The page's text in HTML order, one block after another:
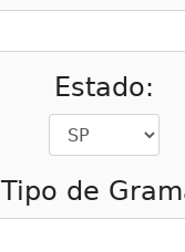
Estado:
Tipo de